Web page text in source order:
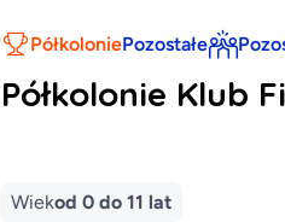
PółkoloniePozostałe
Półkolonie Klub
Wiekod 0 do 11 lat